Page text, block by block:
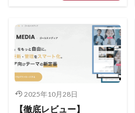
2025年10月28日
【徹底レビュー】